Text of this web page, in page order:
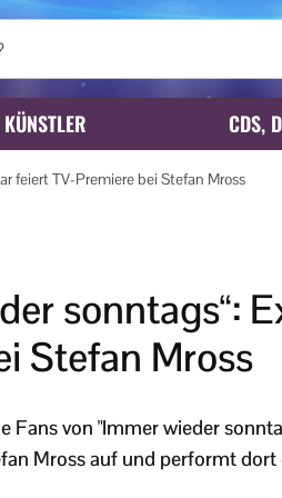
KÜNSTLER CDS,
feiert TV-Premiere bei Stefan Mross
sonntags“:
Stefan Mross
Fans von "Immer wieder
Mross auf und performt